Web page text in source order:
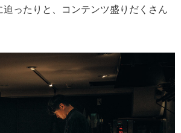
迫ったりと、コンテンツ盛りだくさん